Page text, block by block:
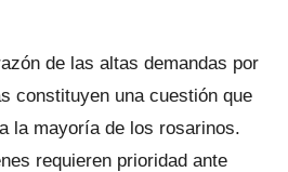
de las altas demandas por
constituyen una cuestión que
la mayoría de los rosarinos.
requieren prioridad ante